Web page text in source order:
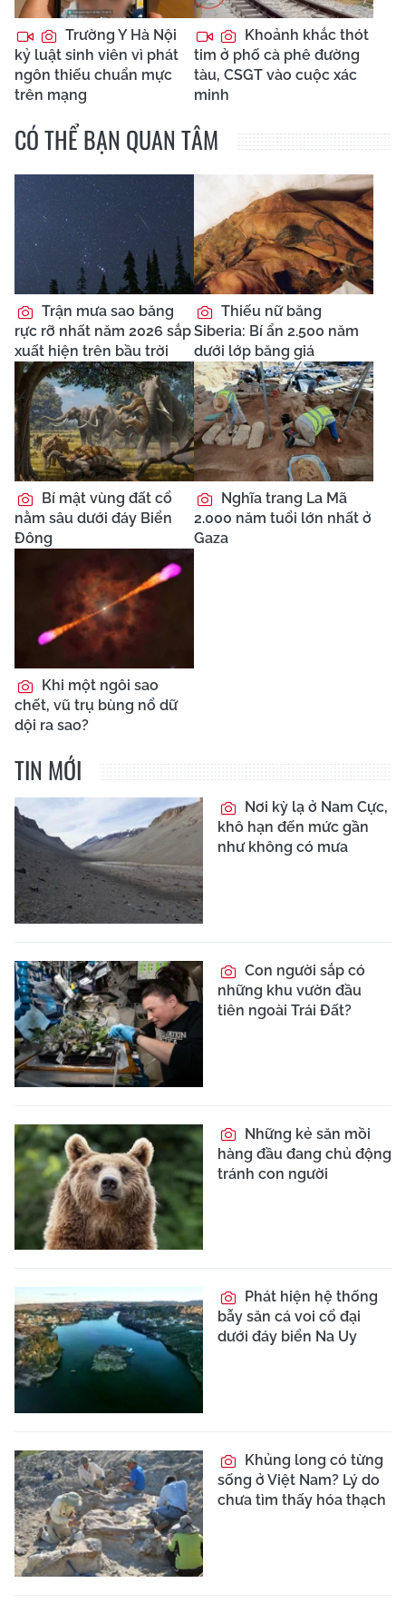
Trường Y Hà Nội
kỷ luật sinh viên vì phát
ngôn thiếu chuẩn mực
trên mạng
Khoảnh khắc thót
tim ở phố cà phê đường
tàu, CSGT vào cuộc xác
minh
CÓ THỂ BẠN QUAN TÂM
Trận mưa sao băng
rực rỡ nhất năm 2026 sắp
xuất hiện trên bầu trời
Thiếu nữ băng
Siberia: Bí ẩn 2.500 năm
dưới lớp băng giá
Bí mật vùng đất cổ
nằm sâu dưới đáy Biển
Đông
Nghĩa trang La Mã
2.000 năm tuổi lớn nhất ở
Gaza
Khi một ngôi sao
chết, vũ trụ bùng nổ dữ
dội ra sao?
TIN MỚI
Nơi kỳ lạ ở Nam Cực,
khô hạn đến mức gần
như không có mưa
Con người sắp có
những khu vườn đầu
tiên ngoài Trái Đất?
Những kẻ săn mồi
hàng đầu đang chủ động
tránh con người
Phát hiện hệ thống
bẫy săn cá voi cổ đại
dưới đáy biển Na Uy
Khủng long có từng
sống ở Việt Nam? Lý do
chưa tìm thấy hóa thạch